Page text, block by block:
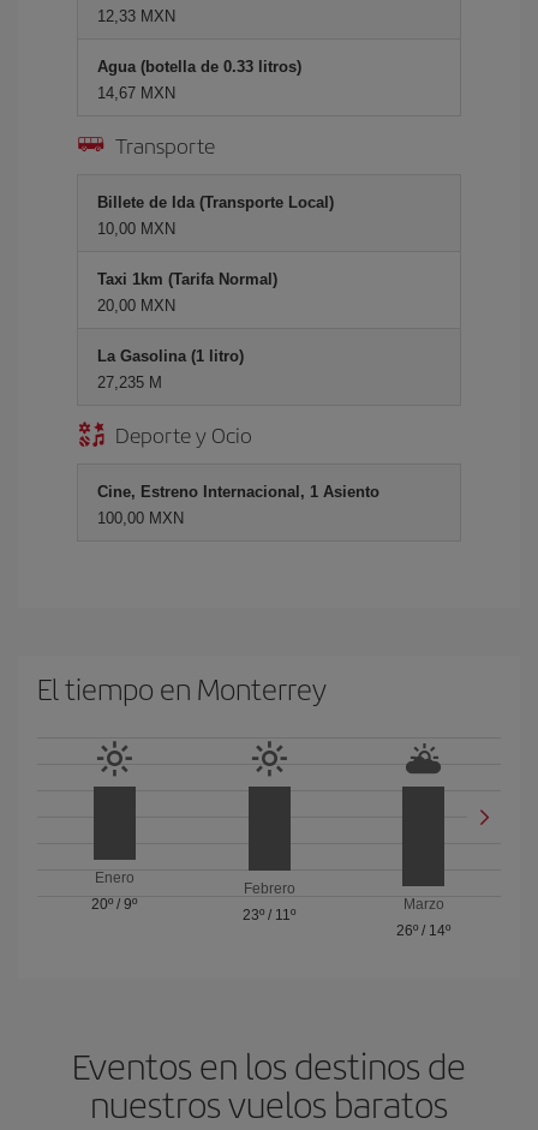
12,33 MXN
Agua (botella de 0.33 litros)
14,67 MXN
Transporte
Billete de Ida (Transporte Local)
10,00 MXN
Taxi 1km (Tarifa Normal)
20,00 MXN
La Gasolina (1 litro)
27,235 M
Deporte y Ocio
Cine, Estreno Internacional, 1 Asiento
100,00 MXN
El tiempo en Monterrey
Enero
20º /9º
Febrero
23º / 11º
Marzo
26º / 14º
Eventos en los destinos de
nuestros vuelos baratos